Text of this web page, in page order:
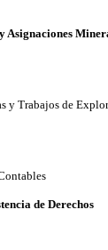
Asignaciones
y Trabajos de
de Derechos